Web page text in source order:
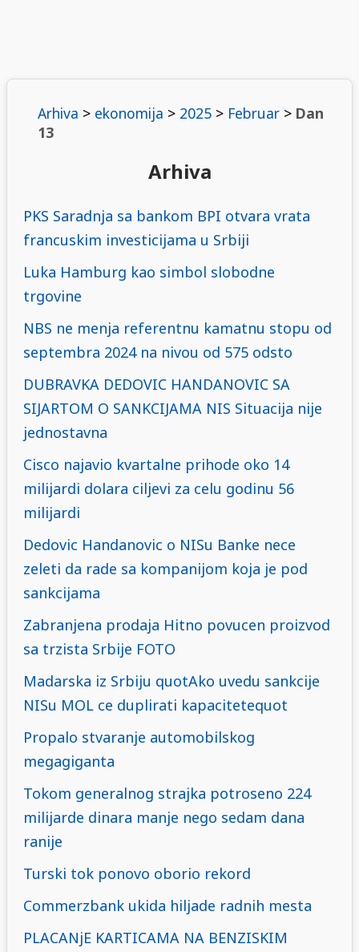
Arhiva > ekonomija > 2025> Februar> Dan
13
Arhiva
PKS Saradnja sa bankom BPI otvara vrata
francuskim investicijama u Srbiji
Luka Hamburg kao simbol slobodne
trgovine
NBS ne menja referentnu kamatnu stopu od
septembra 2024 na nivou od 575 odsto
DUBRAVKA DEDOVIC HANDANOVIC SA
SIJARTOM O SANKCIJAMA NIS Situacija nije
jednostavna
Cisco najavio kvartalne prihode oko 14
milijardi dolara ciljevi za celu godinu 56
milijardi
Dedovic Handanovic o NISu Banke nece
zeleti da rade sa kompanijom koja je pod
sankcijama
Zabranjena prodaja Hitno povucen proizvod
sa trzista Srbije FOTO
Madarska iz Srbiju quotAko uvedu sankcije
NISu MOL ce duplirati kapacitetequot
Propalo stvaranje automobilskog
megagiganta
Tokom generalnog strajka potroseno 224
milijarde dinara manje nego sedam dana
ranije
Turski tok ponovo oborio rekord
Commerzbank ukida hiljade radnih mesta
PLACANjE KARTICAMA NA BENZISKIM